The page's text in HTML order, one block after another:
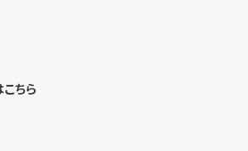
ちら